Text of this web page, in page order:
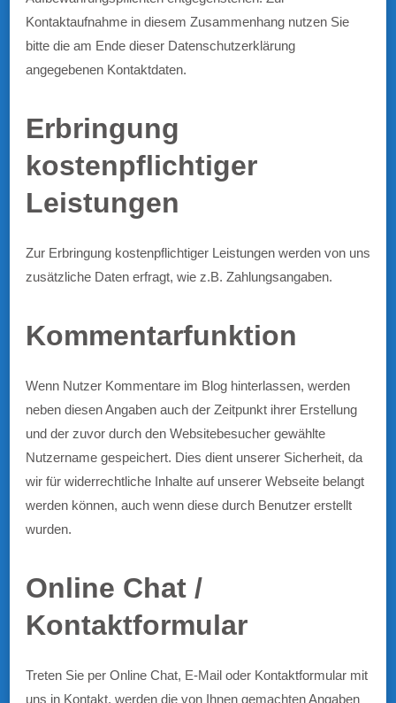
Kontaktaufnahme in diesem Zusammenhang nutzen Sie
bitte die am Ende dieser Datenschutzerklärung
angegebenen Kontaktdaten.
Erbringung
kostenpflichtiger
Leistungen
Zur Erbringung kostenpflichtiger Leistungen werden von uns
zusätzliche Daten erfragt, wie z.B. Zahlungsangaben.
Kommentarfunktion
Wenn Nutzer Kommentare im Blog hinterlassen, werden
neben diesen Angaben auch der Zeitpunkt ihrer Erstellung
und der zuvor durch den Websitebesucher gewählte
Nutzername gespeichert. Dies dient unserer Sicherheit, da
wir für widerrechtliche Inhalte auf unserer Webseite belangt
werden können, auch wenn diese durch Benutzer erstellt
wurden.
Online Chat /
Kontaktformular
Treten Sie per Online Chat, E-Mail oder Kontaktformular mit
uns in Kontakt, werden die von Ihnen gemachten Angaben